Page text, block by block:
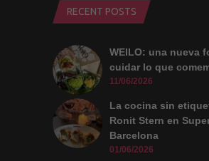
RECENT POSTS
WEILO: una nueva
cuidar lo que
11/06/2026
La cocina sin
Ronit Stern en
Barcelona
01/06/2026